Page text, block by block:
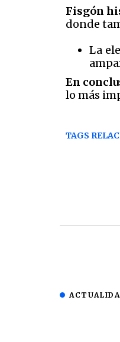
Fisgón
donde
La
En
lo más
TAGS